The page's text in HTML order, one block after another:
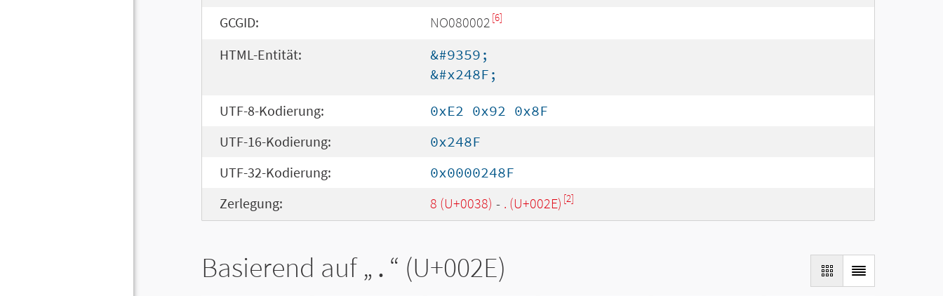
GCGID: NO080002 [6]
HTML-Entität:
&#9359;
&#x248F;
UTF-8-Kodierung:
0xE2 0x92 0x8F
UTF-16-Kodierung:
0x248F
UTF-32-Kodierung:
0x0000248F
Zerlegung:
8 (U+0038) - . (U+002E) [2]
Basierend auf „ . “ (U+002E)